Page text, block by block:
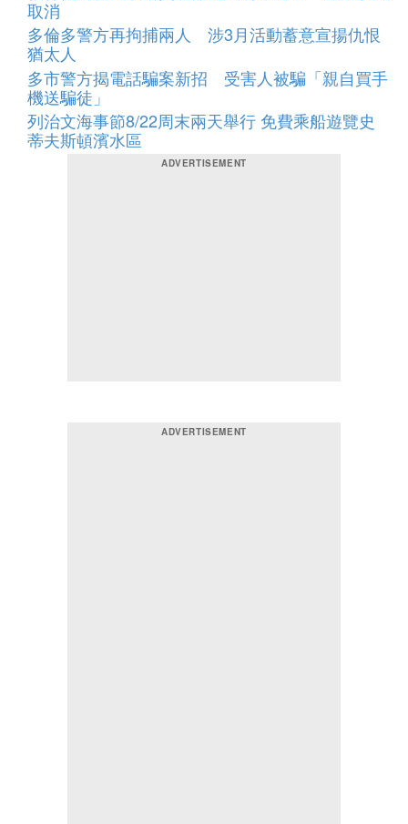
取消
多倫多警方再拘捕兩人 涉3月活動蓄意宣揚仇恨
猶太人
多市警方揭電話騙案新招 受害人被騙「親自買手
機送騙徒」
列治文海事節8/22周末兩天舉行 免費乘船遊覽史
蒂夫斯頓濱水區